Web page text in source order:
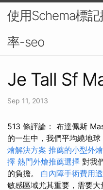
使用Schema標記
率-seo
Je Tall Sf
Sep 11, 2013
513 條評論： 布達佩斯
的一生中，我們平均繞地球
燴解決方案 推薦的小型外
擇 熱門外燴推薦選擇 對我
的負擔。 白內障手術費用
敏感區域尤其重要，需要大